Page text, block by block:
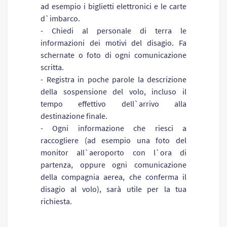
ad esempio i biglietti elettronici e le carte
d`imbarco.
- Chiedi al personale di terra le
informazioni dei motivi del disagio. Fa
schernate o foto di ogni comunicazione
scritta.
- Registra in poche parole la descrizione
della sospensione del volo, incluso il
tempo effettivo dell`arrivo alla
destinazione finale.
- Ogni informazione che riesci a
raccogliere (ad esempio una foto del
monitor all`aeroporto con l`ora di
partenza, oppure ogni comunicazione
della compagnia aerea, che conferma il
disagio al volo), sarà utile per la tua
richiesta.